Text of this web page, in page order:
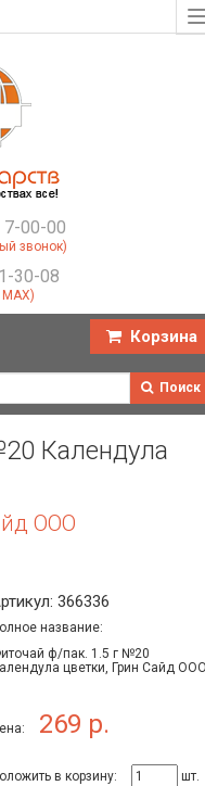
7-00-00
звонок)
30-08
Корзина
Поиск
Календула
ООО
366336
название:
ф/пак. 1.5 г №20
цветки, Грин Сайд
269 р.
в корзину:
шт.